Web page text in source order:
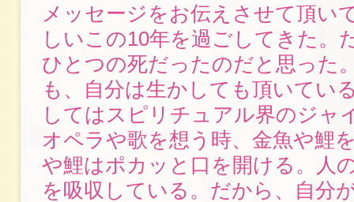
メッセージをお伝えさせて頂い
しいこの10年を過ごしてきた。
ひとつの死だったのだと思った
も、自分は生かしても頂いてい
してはスピリチュアル界のジャ
オペラや歌を想う時、金魚や鯉
や鯉はポカッと口を開ける。人
を吸収している。だから、自分